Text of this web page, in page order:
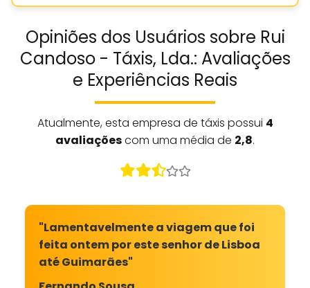
Opiniões dos Usuários sobre Rui
Candoso - Táxis, Lda.: Avaliações
e Experiências Reais
Atualmente, esta empresa de táxis possui 4
avaliaçõescom uma média de 2,8.
"Lamentavelmente a viagem que foi
feita ontem por este senhor de Lisboa
até Guimarães"